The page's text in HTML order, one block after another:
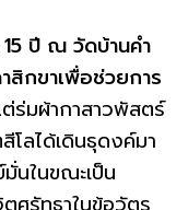
ปี ณ วัดบ้านคำ
สิกขาเพื่อช่วยการ
ร่มผ้ากาสาวพัสตร์
โลได้เดินธุดงค์มา
นในขณะเป็น